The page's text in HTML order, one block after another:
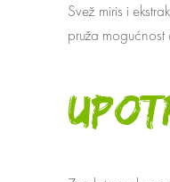
Svež miris i
pruža